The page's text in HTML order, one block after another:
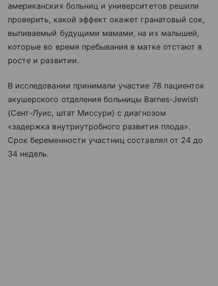
американских больниц и университетов решили
проверить, какой эффект окажет гранатовый сок,
выпиваемый будущими мамами, на их малышей,
которые во время пребывания в матке отстают в
росте и развитии.
В исследовании принимали участие 78 пациенток
акушерского отделения больницы Barnes-Jewish
(Сент-Луис, штат Миссури) с диагнозом
«задержка внутриутробного развития плода».
Срок беременности участниц составлял от 24 до
34 недель.